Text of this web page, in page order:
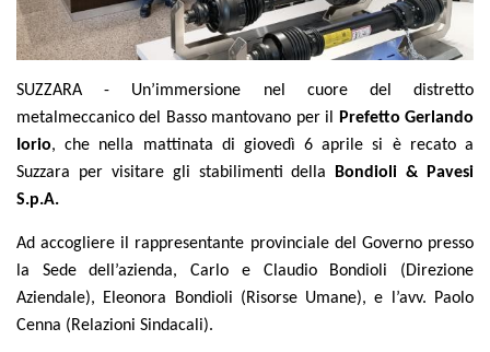
Аксиально поршневые насосы и моторы
Motori elettrici brushless - Serie MS
Радіально-поршневі двигуни
Pavesi
Соединительные системы
Система управления
Интегрированные гидравлические блоки
Распределители
Картридж клапаны
Клапаны гидравлических линий
SUZZARA - Un’immersione nel cuore del distretto
metalmeccanico del Basso mantovano per il Prefetto Gerlando
Iorio, che nella mattinata di giovedì 6 aprile si è recato a
Suzzara per visitare gli stabilimenti della Bondioli & Pavesi
S.p.A.
Ad accogliere il rappresentante provinciale del Governo presso
la Sede dell’azienda, Carlo e Claudio Bondioli (Direzione
Aziendale), Eleonora Bondioli (Risorse Umane), e l’avv. Paolo
Cenna (Relazioni Sindacali).